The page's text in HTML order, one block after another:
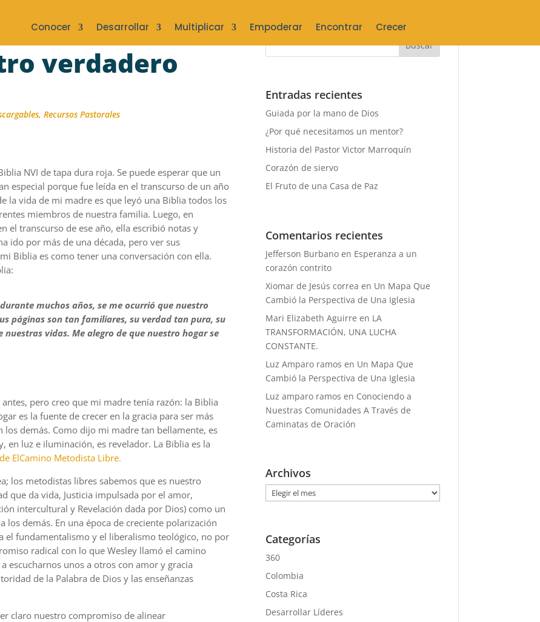
Conocer Desarrollar Multiplicar Empoderar Encontrar Crecer
verdadero
,Recursos Pastorales
NVI de tapa dura roja. Se puede esperar que un
especial porque fue leída en el transcurso de un año
la vida de mi madre es que leyó una Biblia todos los
miembros de nuestra familia. Luego, en
el transcurso de ese año, ella escribió notas y
ido por más de una década, pero ver sus
Biblia es como tener una conversación con ella.
muchos años, se me ocurrió que nuestro
páginas son tan familiares, su verdad tan pura, su
vidas. Me alegro de que nuestro hogar se
pero creo que mi madre tenía razón: la Biblia
es la fuente de crecer en la gracia para ser más
demás. Como dijo mi madre tan bellamente, es
en luz e iluminación, es revelador. La Biblia es la
ElCamino Metodista Libre.
los metodistas libres sabemos que es nuestro
que da vida, Justicia impulsada por el amor,
intercultural y Revelación dada por Dios) como un
demás. En una época de creciente polarización
el fundamentalismo y el liberalismo teológico, no por
radical con lo que Wesley llamó el camino
escucharnos unos a otros con amor y gracia
de la Palabra de Dios y las enseñanzas
claro nuestro compromiso de alinear
Entradas recientes
Guiada por la mano de Dios
¿Por qué necesitamos un mentor?
Historia del Pastor Victor Marroquín
Corazón de siervo
El Fruto de una Casa de Paz
Comentarios recientes
Jefferson Burbanoen Esperanza a un
corazón contrito
Xiomar de Jesús correa en Un Mapa Que
Cambió la Perspectiva de Una Iglesia
Mari Elizabeth Aguirre en LA
TRANSFORMACIÓN, UNA LUCHA
CONSTANTE.
Luz Amparo ramos en Un Mapa Que
Cambió la Perspectiva de Una Iglesia
Luz amparo ramos en Conociendo a
Nuestras Comunidades A Través de
Caminatas de Oración
Archivos
Archivos
Categorías
360
Colombia
Costa Rica
Desarrollar Líderes